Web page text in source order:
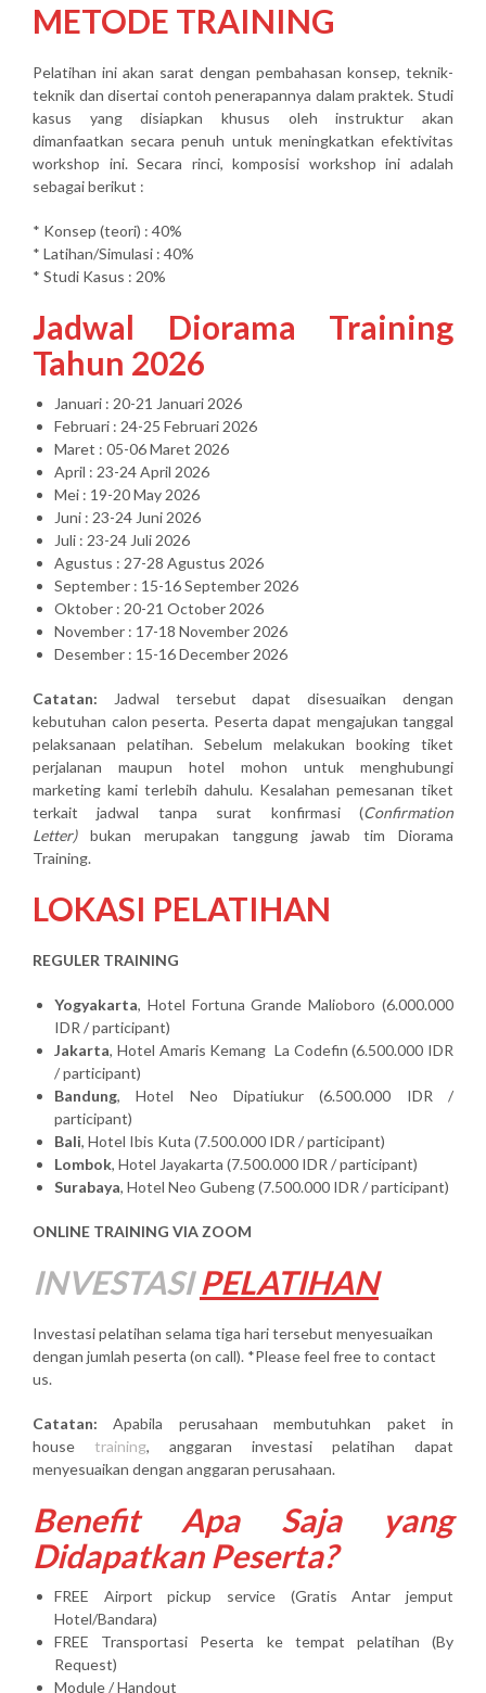
METODE TRAINING
Pelatihan ini akan sarat dengan pembahasan konsep, teknik-
teknik dan disertai contoh penerapannya dalam praktek. Studi
kasus yang disiapkan khusus oleh instruktur akan
dimanfaatkan secara penuh untuk meningkatkan efektivitas
workshop ini. Secara rinci, komposisi workshop ini adalah
sebagai berikut :
* Konsep (teori) : 40%
* Latihan/Simulasi : 40%
* Studi Kasus : 20%
Jadwal Diorama Training
Tahun 2026
Januari : 20-21 Januari 2026
Februari : 24-25 Februari 2026
Maret : 05-06 Maret 2026
April : 23-24 April 2026
Mei : 19-20 May 2026
Juni : 23-24 Juni 2026
Juli : 23-24 Juli 2026
Agustus : 27-28 Agustus 2026
September : 15-16 September 2026
Oktober : 20-21 October 2026
November : 17-18 November 2026
Desember : 15-16 December 2026
Catatan: Jadwal tersebut dapat disesuaikan dengan
kebutuhan calon peserta. Peserta dapat mengajukan tanggal
pelaksanaan pelatihan. Sebelum melakukan booking tiket
perjalanan maupun hotel mohon untuk menghubungi
marketing kami terlebih dahulu. Kesalahan pemesanan tiket
terkait jadwal tanpa surat konfirmasi (Confirmation
Letter)bukan merupakan tanggung jawab tim Diorama
Training.
LOKASI PELATIHAN
REGULER TRAINING
Yogyakarta, Hotel Fortuna Grande Malioboro (6.000.000
IDR / participant)
Jakarta, Hotel Amaris Kemang La Codefin (6.500.000 IDR
/ participant)
Bandung, Hotel Neo Dipatiukur (6.500.000 IDR /
participant)
Bali, Hotel Ibis Kuta (7.500.000 IDR / participant)
Lombok, Hotel Jayakarta (7.500.000 IDR / participant)
Surabaya, Hotel Neo Gubeng (7.500.000 IDR / participant)
ONLINE TRAINING VIA ZOOM
INVESTASI PELATIHAN
Investasi pelatihan selama tiga hari tersebut menyesuaikan
dengan jumlah peserta (on call). *Please feel free to contact
us.
Catatan: Apabila perusahaan membutuhkan paket in
house training, anggaran investasi pelatihan dapat
menyesuaikan dengan anggaran perusahaan.
Benefit Apa Saja yang
Didapatkan Peserta?
FREE Airport pickup service (Gratis Antar jemput
Hotel/Bandara)
FREE Transportasi Peserta ke tempat pelatihan (By
Request)
Module / Handout